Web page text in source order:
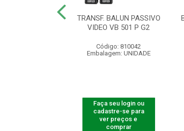
TRANSF. BALUN PASSIVO
VIDEO VB 501 P G2
Código: 810042
Embalagem: UNIDADE
Faça seu login ou
cadastre-se para
ver preços e
comprar